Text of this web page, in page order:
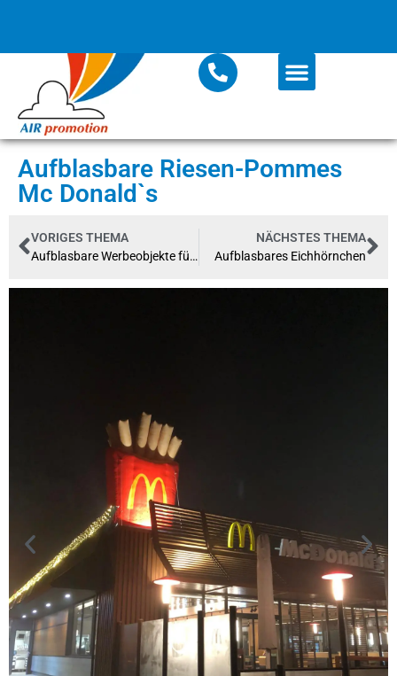
Aufblasbare Riesen-Pommes
Mc Donald`s
VORIGES THEMA
Aufblasbare Werbeobjekte für die EHC Eisbären Berlin
NÄCHSTES THEMA
Aufblasbares Eichhörnchen